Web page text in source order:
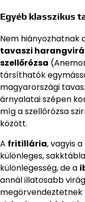
Egyéb klasszikus
Nem hiányozhatnak
tavaszi
szellőrózsa
társíthatók
magyarországi
árnyalatai szépen
míg a szellőrózsa
között.
A fritillária, vagyis
különleges,
különlegesség, de a
annál illatosabb
megörvendeztetnek